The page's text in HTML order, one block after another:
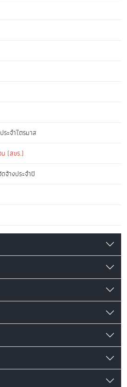
ะจำไตรมาส
น (สขร.)
จ้างประจำปี